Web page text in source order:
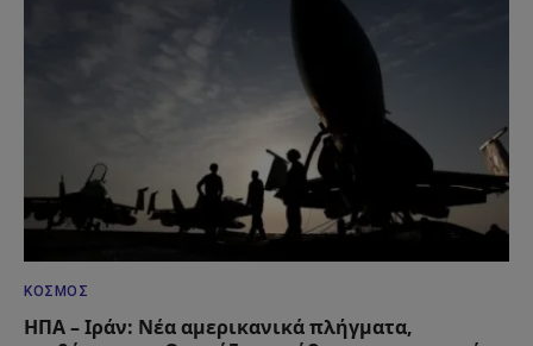
ΚΌΣΜΟΣ
ΗΠΑ – Ιράν: Νέα αμερικανικά πλήγματα,